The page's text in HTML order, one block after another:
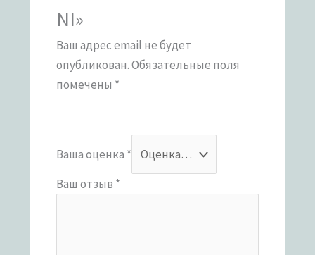
NI»
Ваш адрес email не будет
опубликован.Обязательные поля
помечены *
Ваша оценка *
Ваш отзыв *